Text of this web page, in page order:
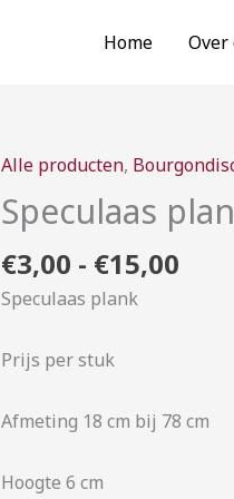
Home Over
Alle producten,
Speculaas
€3,00 - €15,00
tot
Speculaas plank
Prijs per stuk
Afmeting 18 cm bij 78 cm
Hoogte 6 cm
Speculaas
plank
aantal